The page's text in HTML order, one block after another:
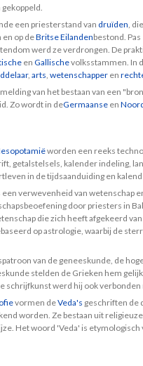
een priesterstand van druïden ,
en op deBritse Eilandenbestond.
werd ze verdrongen. De
en Gallischevolksstammen. In
, arts wetenschapper en
van het bestaan van een
Zo wordt in deGermaanse en
worden een reeks
getalstelsels, kalender indeling,
in de tijdsaanduiding en
een verwevenheid van wetenschap
door priesters in
die zich heeft afgekeerd
op astrologie, waarbij de
van de geneeskunde, de
stelden de Grieken hem
schrijfkunst werd hij ook
vormen deVeda's geschriften de
worden. Ze bestaan uit
Het woord 'Veda' is